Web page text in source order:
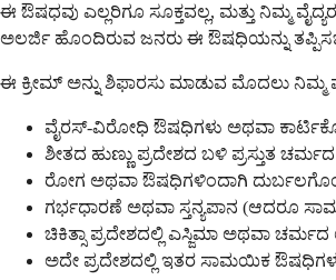
ಈ ಔಷಧವು ಎಲ್ಲರಿಗೂ ಸೂಕ್ತವಲ್ಲ, ಮತ್ತು ನಿಮ್ಮ
ಅಲರ್ಜಿ ಹೊಂದಿರುವ ಜನರು ಈ ಔಷಧಿಯನ್ನು
ಈ ಕ್ರೀಮ್ ಅನ್ನು ಶಿಫಾರಸು ಮಾಡುವ ಮೊದಲು ನಿಮ್ಮ
ವೈರಸ್-ವಿರೋಧಿ ಔಷಧಿಗಳು ಅಥವಾ
ಶೀತದ ಹುಣ್ಣು ಪ್ರದೇಶದ ಬಳಿ ಪ್ರಸ್ತುತ
ರೋಗ ಅಥವಾ ಔಷಧಿಗಳಿಂದಾಗಿ
ಗರ್ಭಧಾರಣೆ ಅಥವಾ ಸ್ತನ್ಯಪಾನ (ಆದರೂ
ಚಿಕಿತ್ಸಾ ಪ್ರದೇಶದಲ್ಲಿ ಎಸ್ಜಿಮಾ ಅಥವಾ
ಅದೇ ಪ್ರದೇಶದಲ್ಲಿ ಇತರ ಸಾಮಯಿಕ ಔಷಧಿಗಳ